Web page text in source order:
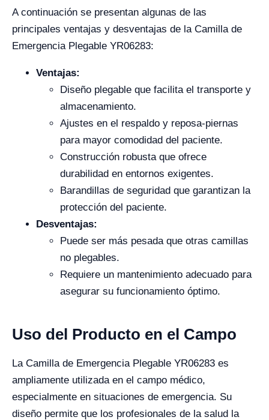
A continuación se presentan algunas de las
principales ventajas y desventajas de la Camilla de
Emergencia Plegable YR06283:
Ventajas:
Diseño plegable que facilita el transporte y
almacenamiento.
Ajustes en el respaldo y reposa-piernas
para mayor comodidad del paciente.
Construcción robusta que ofrece
durabilidad en entornos exigentes.
Barandillas de seguridad que garantizan la
protección del paciente.
Desventajas:
Puede ser más pesada que otras camillas
no plegables.
Requiere un mantenimiento adecuado para
asegurar su funcionamiento óptimo.
Uso del Producto en el Campo
La Camilla de Emergencia Plegable YR06283 es
ampliamente utilizada en el campo médico,
especialmente en situaciones de emergencia. Su
diseño permite que los profesionales de la salud la